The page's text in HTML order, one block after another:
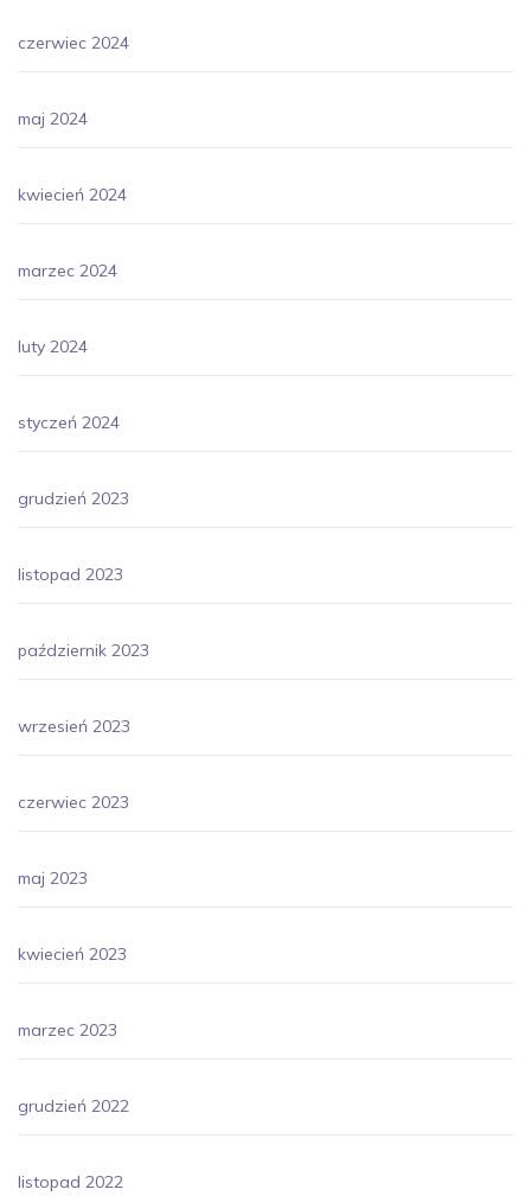
czerwiec 2024
maj 2024
kwiecień 2024
marzec 2024
luty 2024
styczeń 2024
grudzień 2023
listopad 2023
październik 2023
wrzesień 2023
czerwiec 2023
maj 2023
kwiecień 2023
marzec 2023
grudzień 2022
listopad 2022